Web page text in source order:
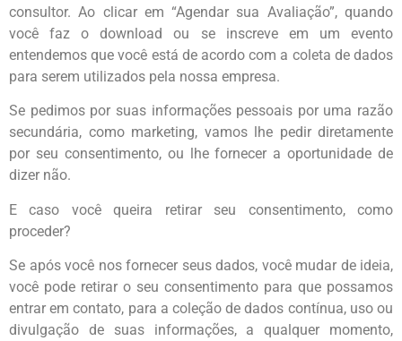
consultor. Ao clicar em “Agendar sua Avaliação”, quando
você faz o download ou se inscreve em um evento
entendemos que você está de acordo com a coleta de dados
para serem utilizados pela nossa empresa.
Se pedimos por suas informações pessoais por uma razão
secundária, como marketing, vamos lhe pedir diretamente
por seu consentimento, ou lhe fornecer a oportunidade de
dizer não.
E caso você queira retirar seu consentimento, como
proceder?
Se após você nos fornecer seus dados, você mudar de ideia,
você pode retirar o seu consentimento para que possamos
entrar em contato, para a coleção de dados contínua, uso ou
divulgação de suas informações, a qualquer momento,